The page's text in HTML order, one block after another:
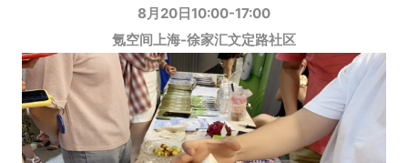
8月20日10:00-17:00
氪空间上海-徐家汇文定路社区